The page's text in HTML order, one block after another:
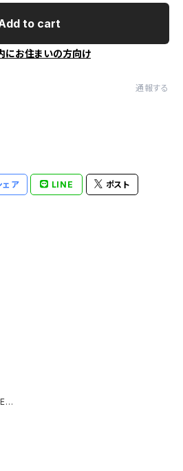
to cart
にお住まいの方向け
通報する
ェア LINE ポスト